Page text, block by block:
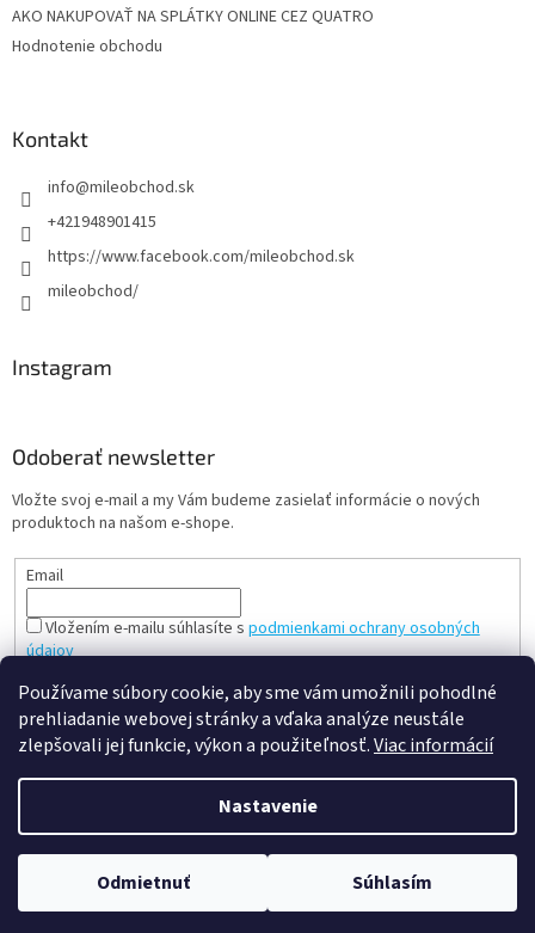
Používame súbory cookie, aby sme vám umožnili pohodlné
prehliadanie webovej stránky a vďaka analýze neustále
zlepšovali jej funkcie, výkon a použiteľnosť.Viac informácií
Nastavenie
Odmietnuť Súhlasím
AKO NAKUPOVAŤ NA SPLÁTKY ONLINE CEZ QUATRO
Hodnotenie obchodu
Kontakt
info@mileobchod.sk
+421948901415
https://www.facebook.com/mileobchod.sk
mileobchod/
Instagram
Odoberať newsletter
Vložte svoj e-mail a my Vám budeme zasielať informácie o nových
produktoch na našom e-shope.
Email
Vložením e-mailu súhlasíte s podmienkami ochrany osobných
údajov
PRIHLÁSIŤ SA
Copyright 2026slovenská a česká hračka - mileobchod.sk.
Všetky práva vyhradené.
Upraviť nastavenie cookies